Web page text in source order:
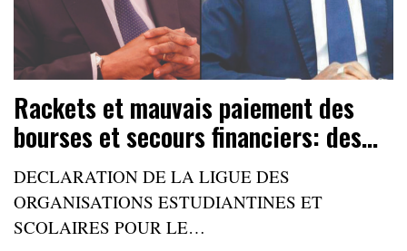
Rackets et mauvais paiement des
bourses et secours financiers: des…
DECLARATION DE LA LIGUE DES
ORGANISATIONS ESTUDIANTINES ET
SCOLAIRES POUR LE…